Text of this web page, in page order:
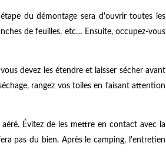
du démontage sera d'ouvrir toutes les
de feuilles, etc… Ensuite, occupez-vous
devez les étendre et laisser sécher avant
rangez vos toiles en faisant attention
Évitez de les mettre en contact avec la
pas du bien. Après le camping, l'entretien